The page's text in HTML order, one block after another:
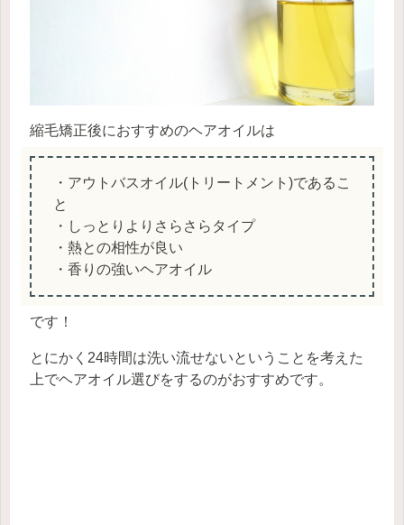
縮毛矯正後におすすめのヘアオイルは
・アウトバスオイル(トリートメント)であるこ
と
・しっとりよりさらさらタイプ
・熱との相性が良い
・香りの強いヘアオイル
です！
とにかく24時間は洗い流せないということを考えた
上でヘアオイル選びをするのがおすすめです。